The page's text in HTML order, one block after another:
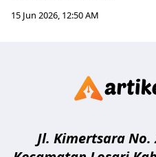
15 Jun 2026, 12:50 AM
Jl. Kimertsara No.